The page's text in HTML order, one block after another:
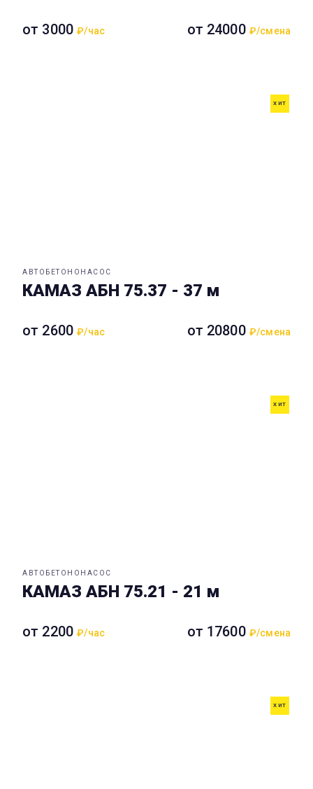
от 3000₽/час от 24000 ₽/смена
ХИТ
АВТОБЕТОНОНАСОС
КАМАЗ АБН 75.37 - 37 м
от 2600₽/час от 20800 ₽/смена
ХИТ
АВТОБЕТОНОНАСОС
КАМАЗ АБН 75.21 - 21 м
от 2200₽/час от 17600 ₽/смена
ХИТ